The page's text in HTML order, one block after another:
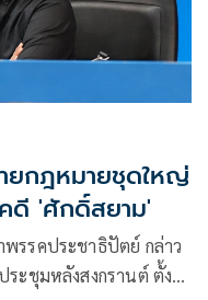
ยกฎหมายชุดใหญ่
ดี 'ศักดิ์สยาม'
รรคประชาธิปัตย์ กล่าว
ะชุมหลังสงกรานต์ ตั้ง